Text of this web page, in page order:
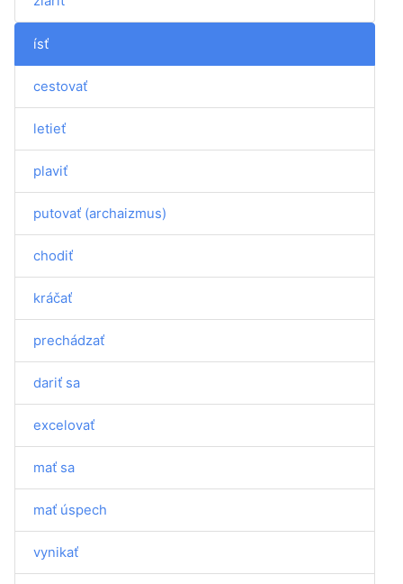
ísť
cestovať
letieť
plaviť
putovať (archaizmus)
chodiť
kráčať
prechádzať
dariť sa
excelovať
mať sa
mať úspech
vynikať